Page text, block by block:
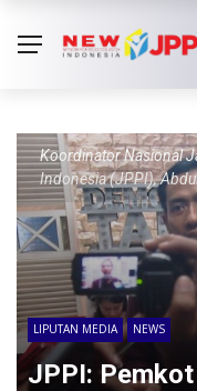
Koordinator Nasional
Indonesia (JPPI),
LIPUTAN MEDIA NEWS
JPPI: